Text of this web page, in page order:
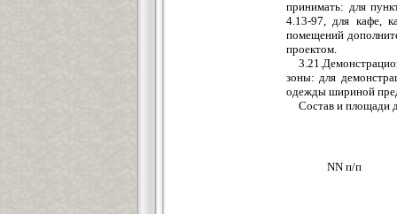
принимать: для
4.13-97, для кафе,
помещений
проектом.
зоны: для
одежды шириной
Состав и площади
NN п/п